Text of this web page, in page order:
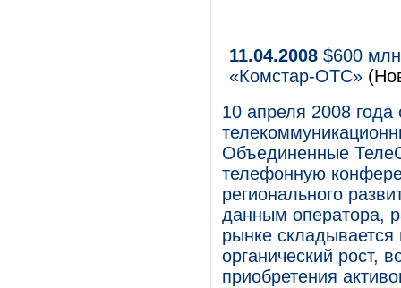
11.04.2008 $600
«Комстар-ОТС»
10 апреля 2008 года
Объединенные
телефонную
регионального
данным оператора,
рынке
органический рост,
приобретения